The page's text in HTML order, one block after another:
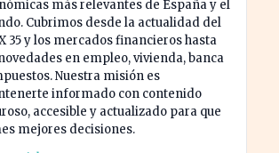
más relevantes de España y el
Cubrimos desde la actualidad del
35 y los mercados financieros hasta
en empleo, vivienda, banca
Nuestra misión es
informado con contenido
accesible y actualizado para que
mejores decisiones.